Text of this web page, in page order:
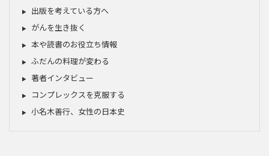
出版を考えている方へ
がんを生き抜く
本や読書のお役立ち情報
ふだんの料理が変わる
著者インタビュー
コンプレックスを克服する
小名木善行、女性の日本史